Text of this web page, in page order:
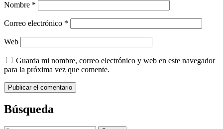
Nombre *
Correo electrónico *
Web
Guarda mi nombre, correo electrónico y web en este navegador
para la próxima vez que comente.
Búsqueda